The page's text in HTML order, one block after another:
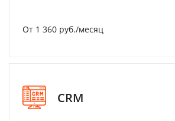
От 1 360 руб./месяц
CRM